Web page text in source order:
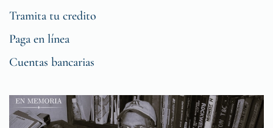
Tramita tu credito
Paga en línea
Cuentas bancarias